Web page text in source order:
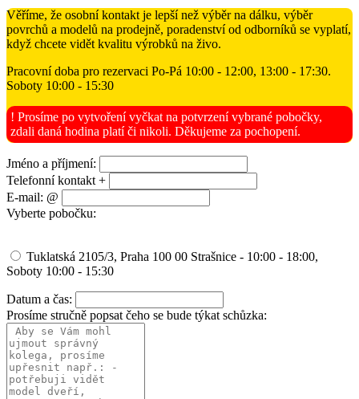
Věříme, že osobní kontakt je lepší než výběr na dálku, výběr
povrchů a modelů na prodejně, poradenství od odborníků se vyplatí,
když chcete vidět kvalitu výrobků na živo.
Pracovní doba pro rezervaci Po-Pá 10:00 - 12:00, 13:00 - 17:30.
Soboty 10:00 - 15:30
! Prosíme po vytvoření vyčkat na potvrzení vybrané pobočky,
zdali daná hodina platí či nikoli. Děkujeme za pochopení.
Jméno a příjmení:
Telefonní kontakt +
E-mail: @
Vyberte pobočku:
Tuklatská 2105/3, Praha 100 00 Strašnice - 10:00 - 18:00,
Soboty 10:00 - 15:30
Datum a čas:
Prosíme stručně popsat čeho se bude týkat schůzka: